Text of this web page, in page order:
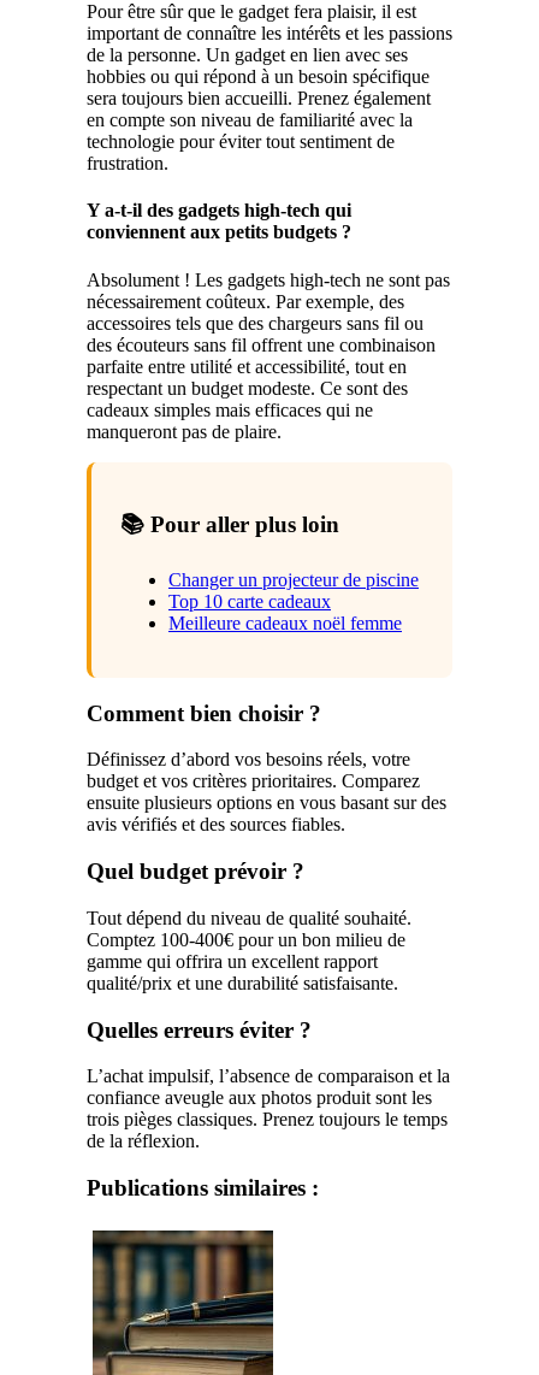
Pour être sûr que le gadget fera plaisir, il est
important de connaître les intérêts et les passions
de la personne. Un gadget en lien avec ses
hobbies ou qui répond à un besoin spécifique
sera toujours bien accueilli. Prenez également
en compte son niveau de familiarité avec la
technologie pour éviter tout sentiment de
frustration.
Y a-t-il des gadgets high-tech qui
conviennent aux petits budgets ?
Absolument ! Les gadgets high-tech ne sont pas
nécessairement coûteux. Par exemple, des
accessoires tels que des chargeurs sans fil ou
des écouteurs sans fil offrent une combinaison
parfaite entre utilité et accessibilité, tout en
respectant un budget modeste. Ce sont des
cadeaux simples mais efficaces qui ne
manqueront pas de plaire.
📚 Pour aller plus loin
Changer un projecteur de piscine
Top 10 carte cadeaux
Meilleure cadeaux noël femme
Comment bien choisir ?
Définissez d’abord vos besoins réels, votre
budget et vos critères prioritaires. Comparez
ensuite plusieurs options en vous basant sur des
avis vérifiés et des sources fiables.
Quel budget prévoir ?
Tout dépend du niveau de qualité souhaité.
Comptez 100-400€ pour un bon milieu de
gamme qui offrira un excellent rapport
qualité/prix et une durabilité satisfaisante.
Quelles erreurs éviter ?
L’achat impulsif, l’absence de comparaison et la
confiance aveugle aux photos produit sont les
trois pièges classiques. Prenez toujours le temps
de la réflexion.
Publications similaires :